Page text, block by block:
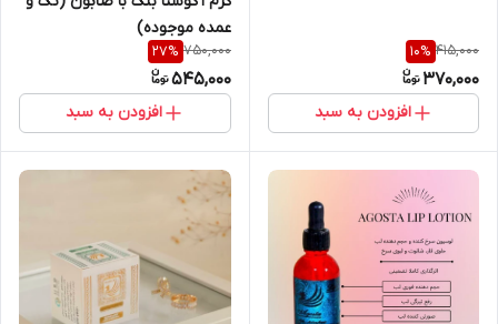
415,000
10%
370,000
افزودن به سبد
عمده موجوده)
750,000
27%
545,000
افزودن به سبد